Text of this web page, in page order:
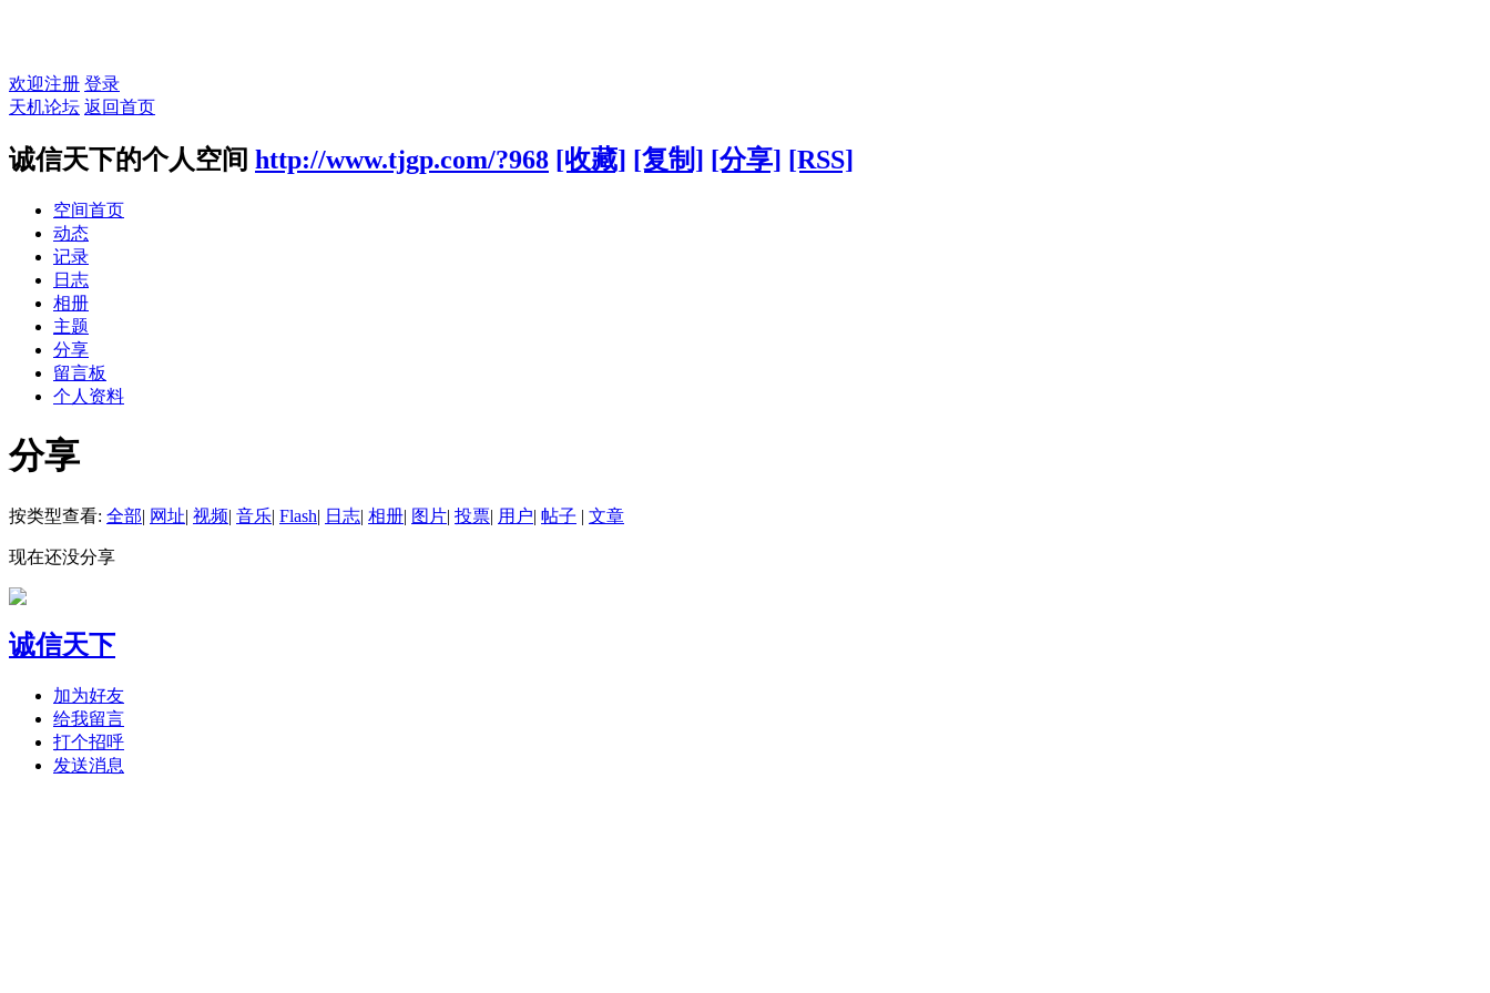
欢迎注册 登录
天机论坛 返回首页
诚信天下的个人空间 http://www.tjgp.com/?968 [收藏] [复制] [分享] [RSS]
空间首页
动态
记录
日志
相册
主题
分享
留言板
个人资料
分享
按类型查看: 全部| 网址| 视频| 音乐| Flash| 日志| 相册| 图片| 投票| 用户| 帖子 | 文章
现在还没分享
诚信天下
加为好友
给我留言
打个招呼
发送消息